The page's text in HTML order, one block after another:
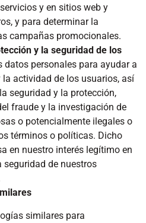
y en sitios web y
y para determinar la
campañas promocionales.
y la seguridad de los
datos personales para ayudar a
actividad de los usuarios, así
seguridad y la protección,
fraude y la investigación de
o potencialmente ilegales o
términos o políticas. Dicho
en nuestro interés legítimo en
de nuestros
similares para